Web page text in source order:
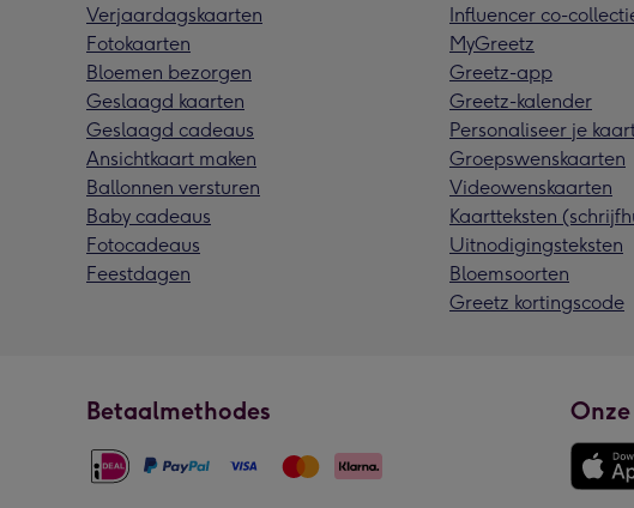
Verjaardagskaarten
Fotokaarten
Bloemen bezorgen
Geslaagd kaarten
Geslaagd cadeaus
Ansichtkaart maken
Ballonnen versturen
Baby cadeaus
Fotocadeaus
Feestdagen
Influencer co-
MyGreetz
Greetz-app
Greetz-kalender
Personaliseer je
Groepswenskaarten
Videowenskaarten
Kaartteksten
Uitnodigingsteksten
Bloemsoorten
Greetz kortingscode
Betaalmethodes